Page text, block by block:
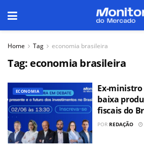
Home Tag economia brasileira
Tag: economia brasileira
ECONOMIA
Ex-ministro
baixa
fiscais do
POR REDAÇÃO